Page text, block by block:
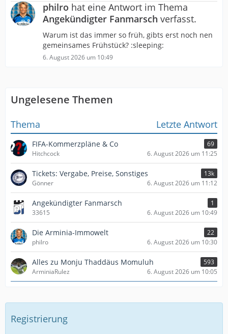
philro hat eine Antwort im Thema
Angekündigter Fanmarsch verfasst.
Warum ist das immer so früh, gibts erst noch nen
gemeinsames Frühstück? :sleeping:
6. August 2026 um 10:49
Ungelesene Themen
Thema Letzte Antwort
FIFA-Kommerzpläne & Co
69
Hitchcock
6. August 2026 um 11:25
Tickets: Vergabe, Preise, Sonstiges
13k
Gönner
6. August 2026 um 11:12
Angekündigter Fanmarsch
1
33615
6. August 2026 um 10:49
Die Arminia-Immowelt
22
philro
6. August 2026 um 10:30
Alles zu Monju Thaddäus Momuluh
593
ArminiaRulez
6. August 2026 um 10:05
Registrierung